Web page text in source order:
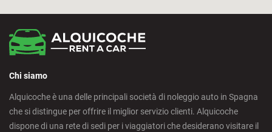
Calpe - Downtown
Castelldefels - City
Castellon - Train Station
Chi siamo
Alquicoche è una delle principali società di noleggio auto in Spagna
che si distingue per offrire il miglior servizio clienti. Alquicoche
dispone di una rete di sedi per i viaggiatori che desiderano visitare il